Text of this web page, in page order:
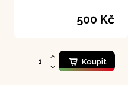
500 Kč
Koupit